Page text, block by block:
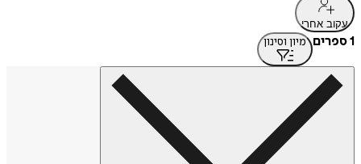
עקוב אחרי
1 ספרים מיון וסינון